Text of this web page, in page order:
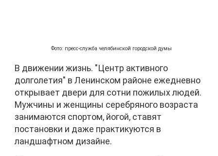
Фото: пресс-служба челябинской городской думы
В движении жизнь. "Центр активного
долголетия" в Ленинском районе ежедневно
открывает двери для сотни пожилых людей.
Мужчины и женщины серебряного возраста
занимаются спортом, йогой, ставят
постановки и даже практикуются в
ландшафтном дизайне.